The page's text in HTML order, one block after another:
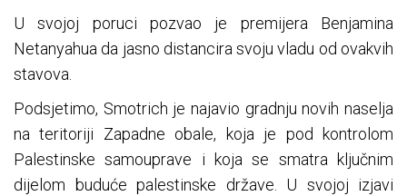
U svojoj poruci pozvao je premijera Benjamina
Netanyahua da jasno distancira svoju vladu od ovakvih
stavova.
Podsjetimo, Smotrich je najavio gradnju novih naselja
na teritoriji Zapadne obale, koja je pod kontrolom
Palestinske samouprave i koja se smatra ključnim
dijelom buduće palestinske države. U svojoj izjavi